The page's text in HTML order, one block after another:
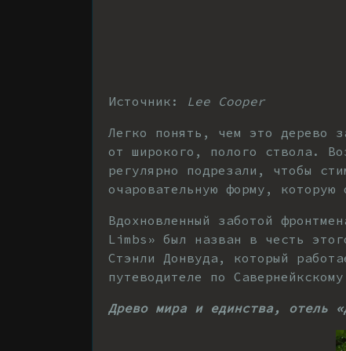
Источник: Lee Cooper
Легко понять, чем это дерево
от широкого, полого ствола.
регулярно подрезали, чтобы
очаровательную форму, которую
Вдохновленный заботой
Limbs» был назван в честь
Стэнли Донвуда, который
путеводителе по
Древо мира и единства, отель